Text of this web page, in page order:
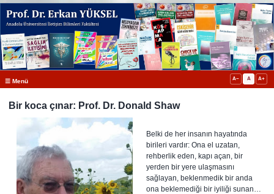
☰ Menü A− A A+
Bir koca çınar: Prof. Dr. Donald Shaw
Belki de her insanın hayatında
birileri vardır: Ona el uzatan,
rehberlik eden, kapı açan, bir
yerden bir yere ulaşmasını
sağlayan, beklenmedik bir anda
ona beklemediği bir iyiliği sunan…